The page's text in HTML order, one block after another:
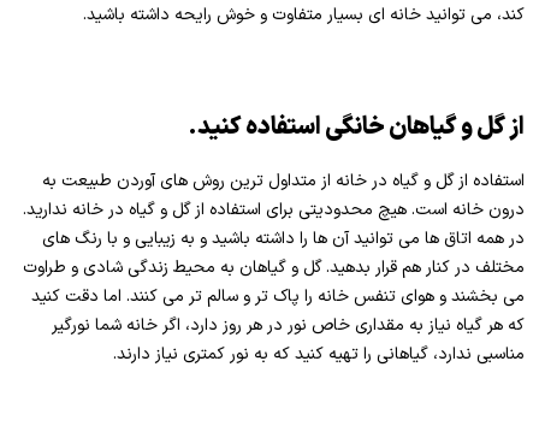
کند، می توانید خانه ای بسیار متفاوت و خوش رایحه داشته باشید.
از گل و گیاهان خانگی استفاده کنید.
استفاده از گل و گیاه در خانه از متداول ترین روش های آوردن طبیعت به
درون خانه است. هیچ محدودیتی برای استفاده از گل و گیاه در خانه ندارید.
در همه اتاق ها می توانید آن ها را داشته باشید و به زیبایی و با رنگ های
مختلف در کنار هم قرار بدهید. گل و گیاهان به محیط زندگی شادی و طراوت
می بخشند و هوای تنفس خانه را پاک تر و سالم تر می کنند. اما دقت کنید
که هر گیاه نیاز به مقداری خاص نور در هر روز دارد، اگر خانه شما نورگیر
مناسبی ندارد، گیاهانی را تهیه کنید که به نور کمتری نیاز دارند.